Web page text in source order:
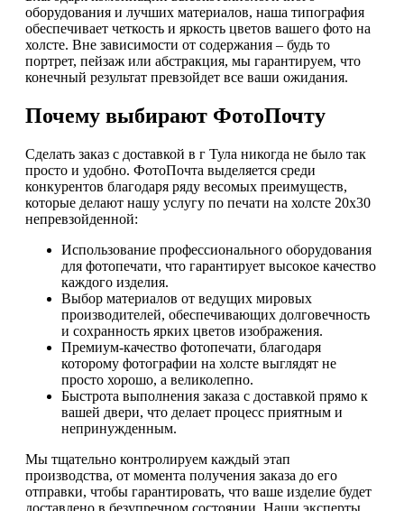
оборудования и лучших материалов, наша типография
обеспечивает четкость и яркость цветов вашего фото на
холсте. Вне зависимости от содержания – будь то
портрет, пейзаж или абстракция, мы гарантируем, что
конечный результат превзойдет все ваши ожидания.
Почему выбирают ФотоПочту
Сделать заказ с доставкой в г Тула никогда не было так
просто и удобно. ФотоПочта выделяется среди
конкурентов благодаря ряду весомых преимуществ,
которые делают нашу услугу по печати на холсте 20х30
непревзойденной:
Использование профессионального оборудования
для фотопечати, что гарантирует высокое качество
каждого изделия.
Выбор материалов от ведущих мировых
производителей, обеспечивающих долговечность
и сохранность ярких цветов изображения.
Премиум-качество фотопечати, благодаря
которому фотографии на холсте выглядят не
просто хорошо, а великолепно.
Быстрота выполнения заказа с доставкой прямо к
вашей двери, что делает процесс приятным и
непринужденным.
Мы тщательно контролируем каждый этап
производства, от момента получения заказа до его
отправки, чтобы гарантировать, что ваше изделие будет